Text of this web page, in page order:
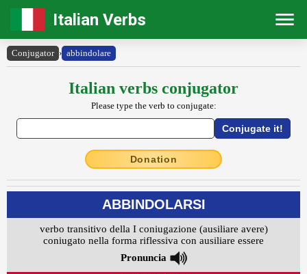
Italian Verbs
Conjugator › abbindolare
Italian verbs conjugator
Please type the verb to conjugate:
Donation
ABBINDOLARSI
verbo transitivo della I coniugazione (ausiliare avere)
coniugato nella forma riflessiva con ausiliare essere
Pronuncia